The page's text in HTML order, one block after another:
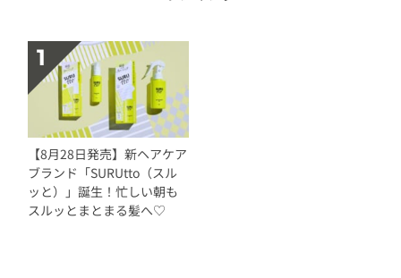
【8月28日発売】新ヘアケア
ブランド「SURUtto（スル
ッと）」誕生！忙しい朝も
スルッとまとまる髪へ♡